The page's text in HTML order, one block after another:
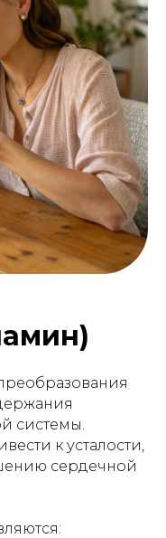
системы.
к усталости,
сердечной